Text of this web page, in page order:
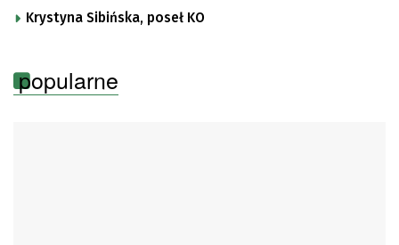
Krystyna Sibińska, poseł KO
popularne